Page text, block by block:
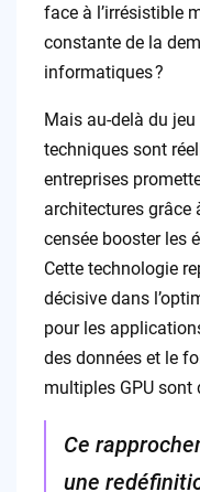
face à l’irrésistible
constante de la
informatiques ?
Mais au-delà du jeu
techniques sont
entreprises
architectures grâce
censée booster les
Cette technologie
décisive dans
pour les
des données et le
multiples GPU sont
Ce
une